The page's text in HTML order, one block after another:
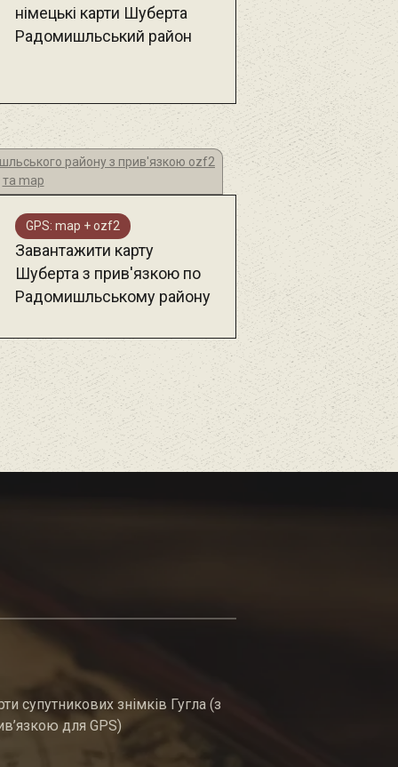
німецькі карти Шуберта
Радомишльський район
району з прив'язкою ozf2
та map
GPS: map + ozf2
Завантажити карту
Шуберта з прив'язкою по
Радомишльському району
супутникових знімків Гугла (з
для GPS)